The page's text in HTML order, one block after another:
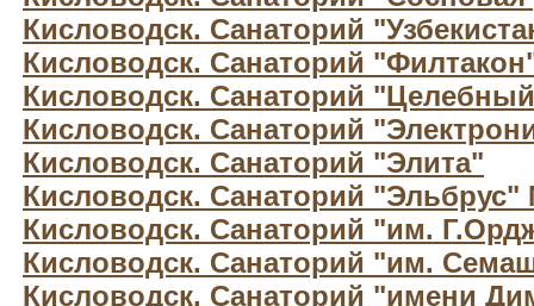
Кисловодск. Санаторий
Кисловодск. Санаторий
Кисловодск. Санаторий
Кисловодск. Санаторий
Кисловодск. Санаторий "Элита"
Кисловодск. Санаторий
Кисловодск. Санаторий "им.
Кисловодск. Санаторий "им.
Кисловодск. Санаторий "имени